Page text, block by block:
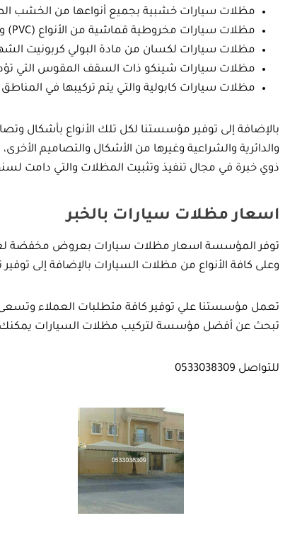
مظلات سيارات خشبية بجميع أنواعها من الخشب
مظلات سيارات مخروطية قماشية من الأنواع (PVC) و (PVDF) والبولي اثيلين وغيرها من الخامات الأخري.
مظلات سيارات لكسان من مادة البولي كربونيت
مظلات سيارات شينكو ذات السقف المقوس التي تؤدي
مظلات سيارات كابولية والتي يتم تركيبها في
والدائرية والشراعية وغيرها من الأشكال والتصاميم
ذوي خبرة في مجال تنفيذ وتثبيت المظلات والتي دامت
اسعار مظلات سيارات بالخبر
توفر المؤسسة اسعار مظلات سيارات بعروض مخفضة
وعلى كافة الأنواع من مظلات السيارات بالإضافة إلى
تعمل مؤسستنا علي توفير كافة متطلبات العملاء وتسعى
تبحث عن أفضل مؤسسة لتركيب مظلات السيارات يمكنك
للتواصل 0533038309